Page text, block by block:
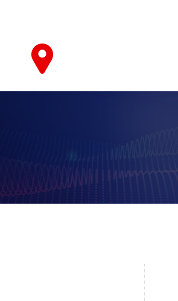
חיישנים ומערכות ניטור ובקרה